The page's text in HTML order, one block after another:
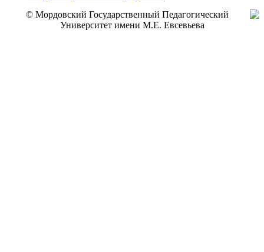
© Мордовский Государственный Педагогический
Университет имени М.Е. Евсевьева